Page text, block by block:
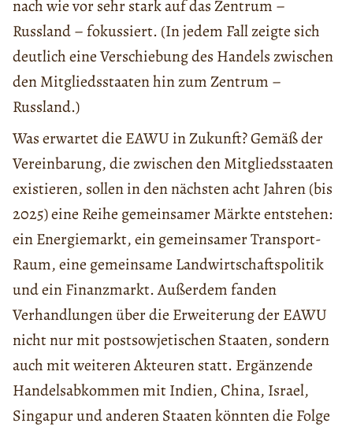
nach wie vor sehr stark auf das Zentrum –
Russland – fokussiert. (In jedem Fall zeigte sich
deutlich eine Verschiebung des Handels zwischen
den Mitgliedsstaaten hin zum Zentrum –
Russland.)
Was erwartet die EAWU in Zukunft? Gemäß der
Vereinbarung, die zwischen den Mitgliedsstaaten
existieren, sollen in den nächsten acht Jahren (bis
2025) eine Reihe gemeinsamer Märkte entstehen:
ein Energiemarkt, ein gemeinsamer Transport-
Raum, eine gemeinsame Landwirtschaftspolitik
und ein Finanzmarkt. Außerdem fanden
Verhandlungen über die Erweiterung der EAWU
nicht nur mit postsowjetischen Staaten, sondern
auch mit weiteren Akteuren statt. Ergänzende
Handelsabkommen mit Indien, China, Israel,
Singapur und anderen Staaten könnten die Folge